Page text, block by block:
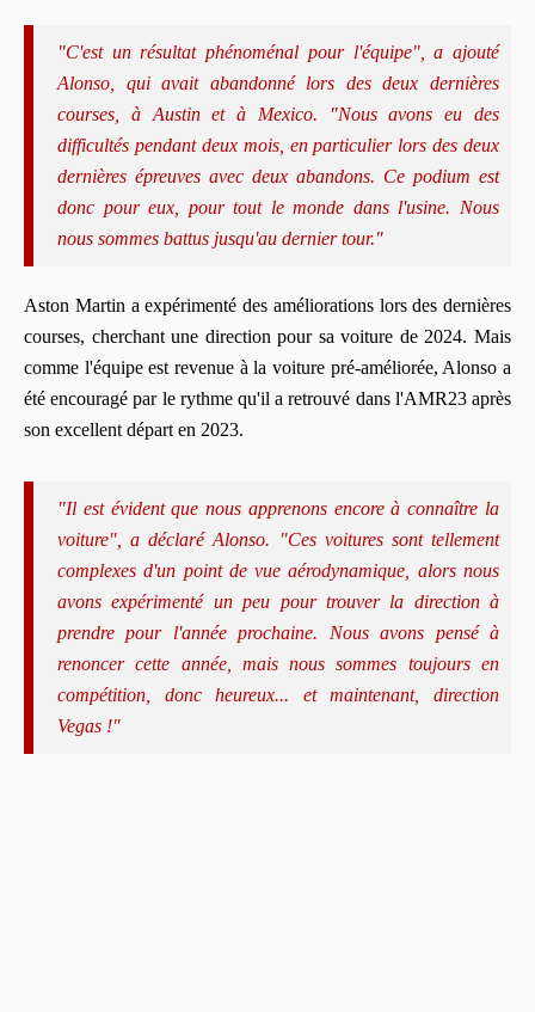
"C'est un résultat phénoménal pour l'équipe", a ajouté
Alonso, qui avait abandonné lors des deux dernières
courses, à Austin et à Mexico. "Nous avons eu des
difficultés pendant deux mois, en particulier lors des deux
dernières épreuves avec deux abandons. Ce podium est
donc pour eux, pour tout le monde dans l'usine. Nous
nous sommes battus jusqu'au dernier tour."
Aston Martin a expérimenté des améliorations lors des dernières
courses, cherchant une direction pour sa voiture de 2024. Mais
comme l'équipe est revenue à la voiture pré-améliorée, Alonso a
été encouragé par le rythme qu'il a retrouvé dans l'AMR23 après
son excellent départ en 2023.
"Il est évident que nous apprenons encore à connaître la
voiture", a déclaré Alonso. "Ces voitures sont tellement
complexes d'un point de vue aérodynamique, alors nous
avons expérimenté un peu pour trouver la direction à
prendre pour l'année prochaine. Nous avons pensé à
renoncer cette année, mais nous sommes toujours en
compétition, donc heureux... et maintenant, direction
Vegas !"